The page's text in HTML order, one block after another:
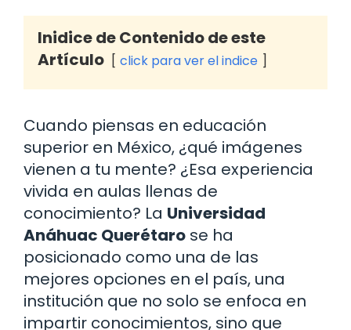
Inidice de Contenido de este
Artículo
click para ver el indice
Cuando piensas en educación
superior en México, ¿qué imágenes
vienen a tu mente? ¿Esa experiencia
vivida en aulas llenas de
conocimiento? La Universidad
Anáhuac Querétaro se ha
posicionado como una de las
mejores opciones en el país, una
institución que no solo se enfoca en
impartir conocimientos, sino que